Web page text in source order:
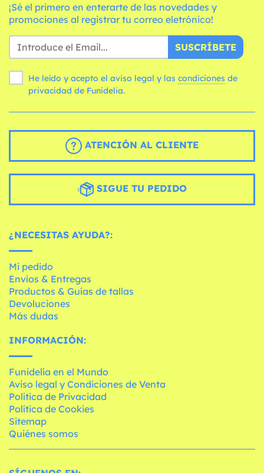
¡Sé el primero en enterarte de las novedades y
promociones al registrar tu correo eletrónico!
SUSCRÍBETE
He leído y acepto el aviso legal y las condiciones
privacidad de Funidelia.
ATENCIÓN AL CLIENTE
SIGUE TU PEDIDO
¿NECESITAS AYUDA?:
Mi pedido
Envíos & Entregas
Productos & Guías de tallas
Devoluciones
Más dudas
INFORMACIÓN:
Funidelia en el Mundo
Aviso legal y Condiciones de Venta
Política de Privacidad
Política de Cookies
Sitemap
Quiénes somos